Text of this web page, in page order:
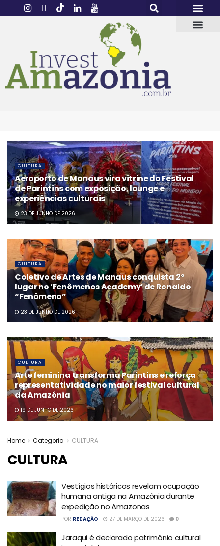
CULTURA
Aeroporto de Manaus vira vitrine do Festival
de Parintins com exposição, lounge e
experiências culturais
23 DE JUNHO DE 2026
CULTURA
Coletivo de Artes de Manaus conquista 2º
lugar no ‘Fenômenos Academy’ de Ronaldo
“Fenômeno”
23 DE JUNHO DE 2026
CULTURA
Arte feminina transforma Parintins e reforça
representatividade no maior festival cultural
da Amazônia
19 DE JUNHO DE 2026
Home Categoria CULTURA
CULTURA
Vestígios históricos revelam ocupação
humana antiga na Amazônia durante
expedição no Amazonas
POR REDAÇÃO 27 DE MARÇO DE 2026 0
Jaraqui é declarado patrimônio cultural